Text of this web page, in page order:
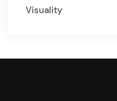
Visuality